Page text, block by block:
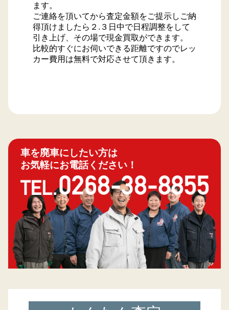
ます。
ご連絡を頂いてから査定金額をご提示しご納
得頂けましたら２.３日中で日程調整をして
引き上げ、その場で現金買取ができます。
比較的すぐにお伺いできる距離ですのでレッ
カー費用は無料で対応させて頂きます。
車を廃車にしたい方は
お気軽にお電話ください！